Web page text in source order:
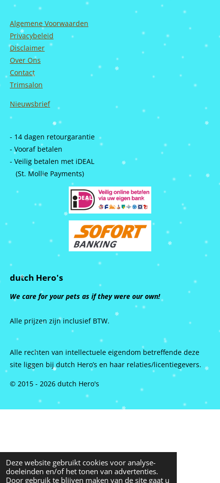
Deze website gebruikt cookies voor analyse-
doeleinden en/of het tonen van advertenties.
Door gebruik te blijven maken van de site gaat u
Algemene Voorwaarden
Privacybeleid
Disclaimer
Over Ons
Contact
Trimsalon
Nieuwsbrief
- 14 dagen retourgarantie
- Vooraf betalen
- Veilig betalen met iDEAL
(St. Mollie Payments)
dutch Hero's
We care for your pets as if they were our own!
Alle prijzen zijn inclusief BTW.
Alle rechten van intellectuele eigendom betreffende deze
site liggen bij dutch Hero’s en haar relaties/licentiegevers.
© 2015 - 2026 dutch Hero's